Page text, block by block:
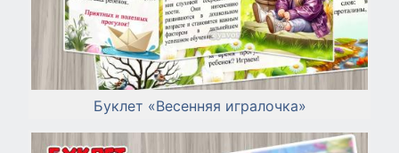
Буклет «Весенняя игралочка»